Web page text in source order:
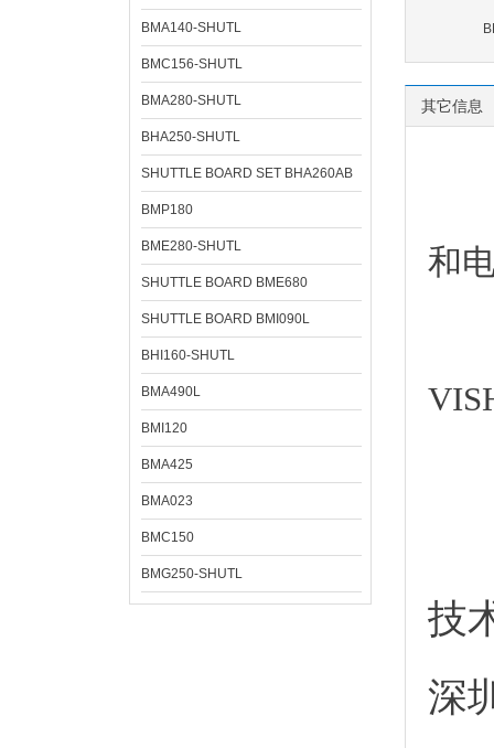
BMA140-SHUTL
BMC156-SHUTL
BMA280-SHUTL
BHA250-SHUTL
SHUTTLE BOARD SET BHA260AB
BMP180
BME280-SHUTL
SHUTTLE BOARD BME680
SHUTTLE BOARD BMI090L
BHI160-SHUTL
BMA490L
BMI120
BMA425
BMA023
BMC150
BMG250-SHUTL
其它信息
和
技
深